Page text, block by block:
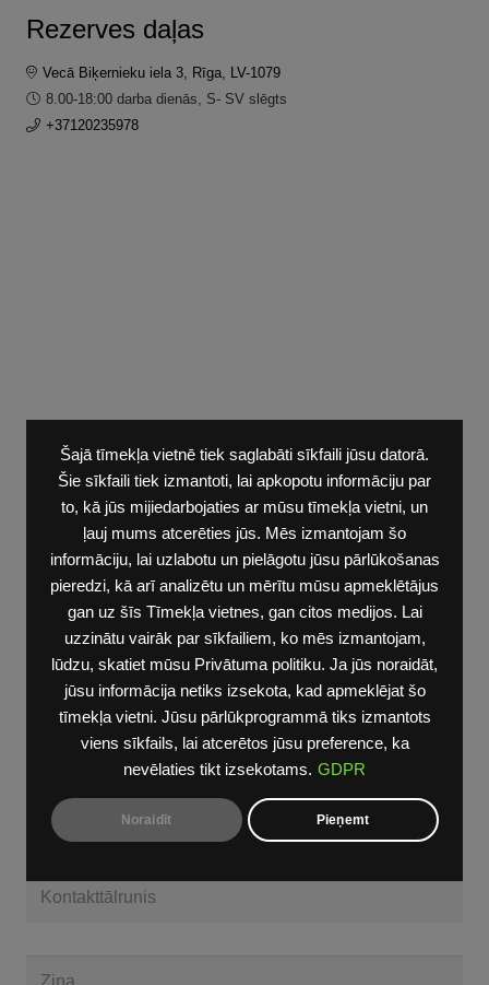
Šajā tīmekļa vietnē tiek saglabāti sīkfaili jūsu datorā.
Šie sīkfaili tiek izmantoti, lai apkopotu informāciju par
to, kā jūs mijiedarbojaties ar mūsu tīmekļa vietni, un
ļauj mums atcerēties jūs. Mēs izmantojam šo
informāciju, lai uzlabotu un pielāgotu jūsu pārlūkošanas
pieredzi, kā arī analizētu un mērītu mūsu apmeklētājus
gan uz šīs Tīmekļa vietnes, gan citos medijos. Lai
uzzinātu vairāk par sīkfailiem, ko mēs izmantojam,
lūdzu, skatiet mūsu Privātuma politiku. Ja jūs noraidāt,
jūsu informācija netiks izsekota, kad apmeklējat šo
tīmekļa vietni. Jūsu pārlūkprogrammā tiks izmantots
viens sīkfails, lai atcerētos jūsu preference, ka
nevēlaties tikt izsekotams. GDPR
Noraidīt Pieņemt
Rezerves daļas
Vecā Biķernieku iela 3, Rīga, LV-1079
8.00-18:00 darba dienās, S- SV slēgts
+37120235978